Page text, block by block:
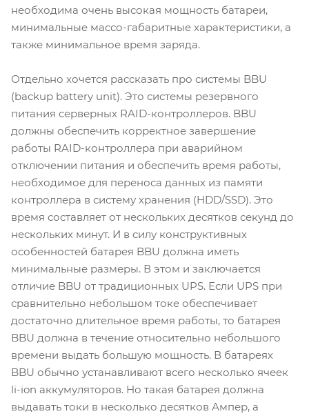
необходима очень высокая мощность батареи,
минимальные массо-габаритные характеристики, а
также минимальное время заряда.
Отдельно хочется рассказать про системы BBU
(backup battery unit). Это системы резервного
питания серверных RAID-контроллеров. BBU
должны обеспечить корректное завершение
работы RAID-контроллера при аварийном
отключении питания и обеспечить время работы,
необходимое для переноса данных из памяти
контроллера в систему хранения (HDD/SSD). Это
время составляет от нескольких десятков секунд до
нескольких минут. И в силу конструктивных
особенностей батарея BBU должна иметь
минимальные размеры. В этом и заключается
отличие BBU от традиционных UPS. Если UPS при
сравнительно небольшом токе обеспечивает
достаточно длительное время работы, то батарея
BBU должна в течение относительно небольшого
времени выдать большую мощность. В батареях
BBU обычно устанавливают всего несколько ячеек
li-ion аккумуляторов. Но такая батарея должна
выдавать токи в несколько десятков Ампер, а